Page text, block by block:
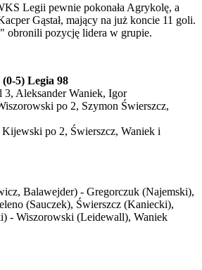
Legii pewnie pokonała Agrykolę, a
Gąstał, mający na już koncie 11 goli.
obronili pozycję lidera w grupie.
5) Legia 98
Aleksander Waniek, Igor
po 2, Szymon Świerszcz,
po 2, Świerszcz, Waniek i
Balawejder) - Gregorczuk (Najemski),
(Sauczek), Świerszcz (Kaniecki),
- Wiszorowski (Leidewall), Waniek